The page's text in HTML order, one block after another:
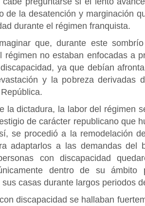
de la desatención y marginación
durante el régimen franquista.
que, durante este
régimen no estaban enfocadas a
ya que debían
y la pobreza derivadas
la dictadura, la labor del régimen
de carácter republicano que
se procedió a la remodelación
adaptarlos a las demandas del
con discapacidad
dentro de su ámbito
casas durante largos periodos
discapacidad se hallaban